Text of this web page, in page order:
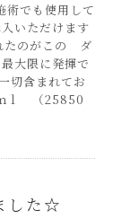
でも使用して
いただけます
たのがこの ダ
大限に発揮で
切含まれてお
ｌ （25850
した☆